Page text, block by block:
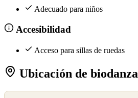
Adecuado para niños
Accesibilidad
Acceso para sillas de ruedas
Ubicación de biodanza